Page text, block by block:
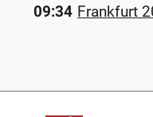
09:34 Frankfurt